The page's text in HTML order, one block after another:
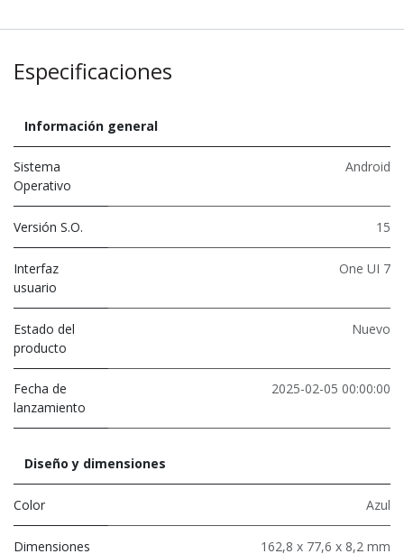
Especificaciones
Información general
Sistema
Operativo
Android
Versión S.O. 15
Interfaz
usuario
One UI 7
Estado del
producto
Nuevo
Fecha de
lanzamiento
2025-02-05 00:00:00
Diseño y dimensiones
Color Azul
Dimensiones 162,8 x 77,6 x 8,2 mm